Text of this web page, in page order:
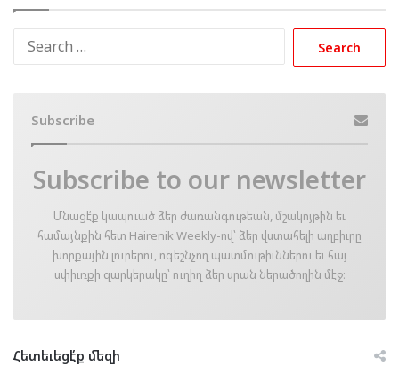
Subscribe
Subscribe to our newsletter
Մնացէ՛ք կապուած ձեր ժառանգութեան, մշակոյթին եւ
համայնքին հետ Hairenik Weekly-ով՝ ձեր վստահելի աղբիւրը
խորքային լուրերու, ոգեշնչող պատմութիւններու եւ հայ
սփիւռքի զարկերակը՝ ուղիղ ձեր սրան ներածողին մէջ։
Հետեւեցէ՛ք մեզի